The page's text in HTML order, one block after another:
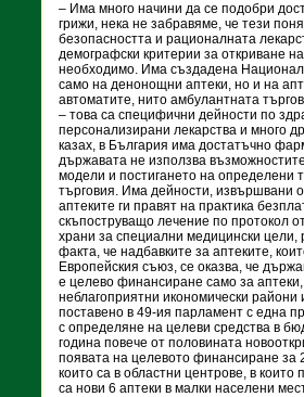
– Има много начини да се подобри
грижи, нека не забравяме, че тези
безопасността и рационалната
демографски критерии за откриване
необходимо. Има създадена
само на денонощни аптеки, но и на
автоматите, нито амбулантната
– това са специфични дейности по
персонализирани лекарства и много
казах, в България има достатъчно
държавата не използва
модели и постигането на определени
търговия. Има дейности, извършвани
аптеките ги правят на практика
скъпоструващо лечение по протокол
храни за специални медицински
факта, че надбавките за аптеките,
Европейския съюз, се оказва, че
е целево финансиране само за
неблагоприятни икономически
поставено в 49-ия парламент с една
с определяне на целеви средства в
година повече от половината
появата на целевото финансиране за
които са в областни центрове, в
са нови 6 аптеки в малки населени